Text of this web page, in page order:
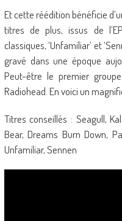
Et cette réédition bénéficie
titres de plus, issus de
classiques, ‘Unfamiliar’ et
gravé dans une époque
Peut-être le premier
Radiohead. En voici un
Titres conseillés : Seagull,
Bear, Dreams Burn Down,
Unfamiliar, Sennen